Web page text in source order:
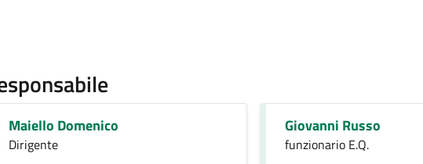
Maiello Domenico
Dirigente
Giovanni Russo
funzionario E.Q.